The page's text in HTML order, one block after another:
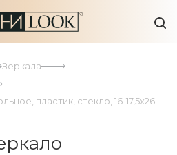
Зеркала
пластик, стекло, 16-17,5x26-